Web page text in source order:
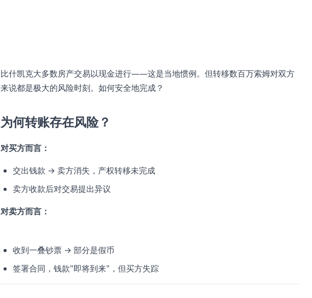
比什凯克大多数房产交易以现金进行——这是当地惯例。但转移数百万索姆对双方
来说都是极大的风险时刻。如何安全地完成？
为何转账存在风险？
对买方而言：
交出钱款 → 卖方消失，产权转移未完成
卖方收款后对交易提出异议
对卖方而言：
收到一叠钞票 → 部分是假币
签署合同，钱款"即将到来"，但买方失踪